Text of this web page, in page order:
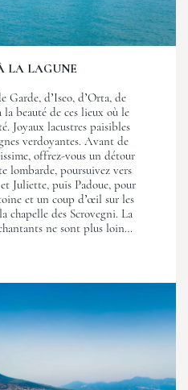
LA LAGUNE
Garde, d’Iseo, d’Orta, de
beauté de ces lieux où le
Joyaux lacustres paisibles
verdoyantes. Avant de
offrez-vous un détour
lombarde, poursuivez vers
Juliette, puis Padoue, pour
et un coup d’œil sur les
chapelle des Scrovegni. La
ne sont plus loin…